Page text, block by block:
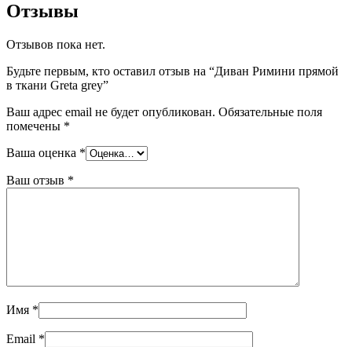
Отзывы
Отзывов пока нет.
Будьте первым, кто оставил отзыв на “Диван Римини прямой
в ткани Greta grey”
Ваш адрес email не будет опубликован. Обязательные поля
помечены *
Ваша оценка *
Ваш отзыв *
Имя *
Email *